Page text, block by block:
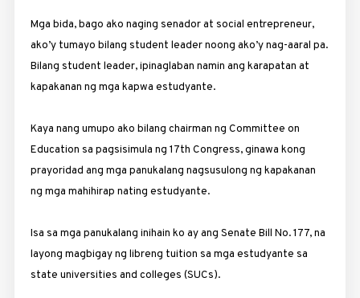
Mga bida, bago ako naging senador at social entrepreneur,
ako’y tumayo bilang student leader noong ako’y nag-aaral pa.
Bilang student leader, ipinaglaban namin ang karapatan at
kapakanan ng mga kapwa estudyante.
Kaya nang umupo ako bilang chairman ng Committee on
Education sa pagsisimula ng 17th Congress, ginawa kong
prayoridad ang mga panukalang nagsusulong ng kapakanan
ng mga mahihirap nating estudyante.
Isa sa mga panukalang inihain ko ay ang Senate Bill No. 177, na
layong magbigay ng libreng tuition sa mga estudyante sa
state universities and colleges (SUCs).